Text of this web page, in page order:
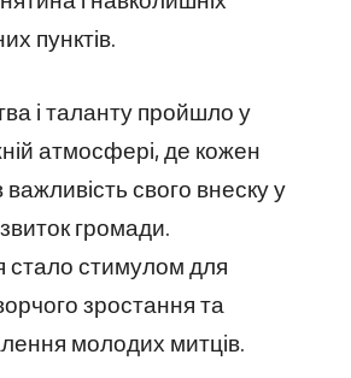
пунктів.
і таланту пройшло у
атмосфері, де кожен
важливість свого внеску у
громади.
стало стимулом для
зростання та
молодих митців.